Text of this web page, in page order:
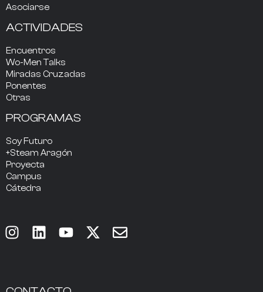
Asociarse
ACTIVIDADES
Encuentros
Wo-Men Talks
Miradas Cruzadas
Ponentes
Otras
PROGRAMAS
Soy Futuro
+Steam Aragón
Proyecta
Campus
Cátedra